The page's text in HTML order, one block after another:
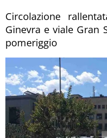
Circolazione
Ginevra e viale Gran
pomeriggio